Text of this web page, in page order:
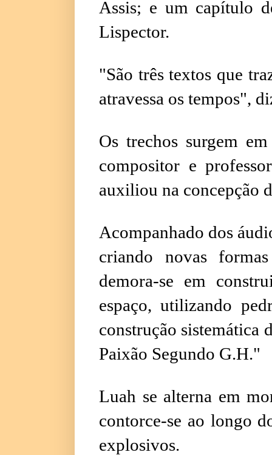
Assis; e um capítulo
Lispector.
"São três textos que
atravessa os tempos",
Os trechos surgem
compositor e
auxiliou na concepção
Acompanhado dos
criando novas
demora-se em
espaço, utilizando
construção sistemática
Paixão Segundo G.H."
Luah se alterna em
contorce-se ao longo
explosivos.